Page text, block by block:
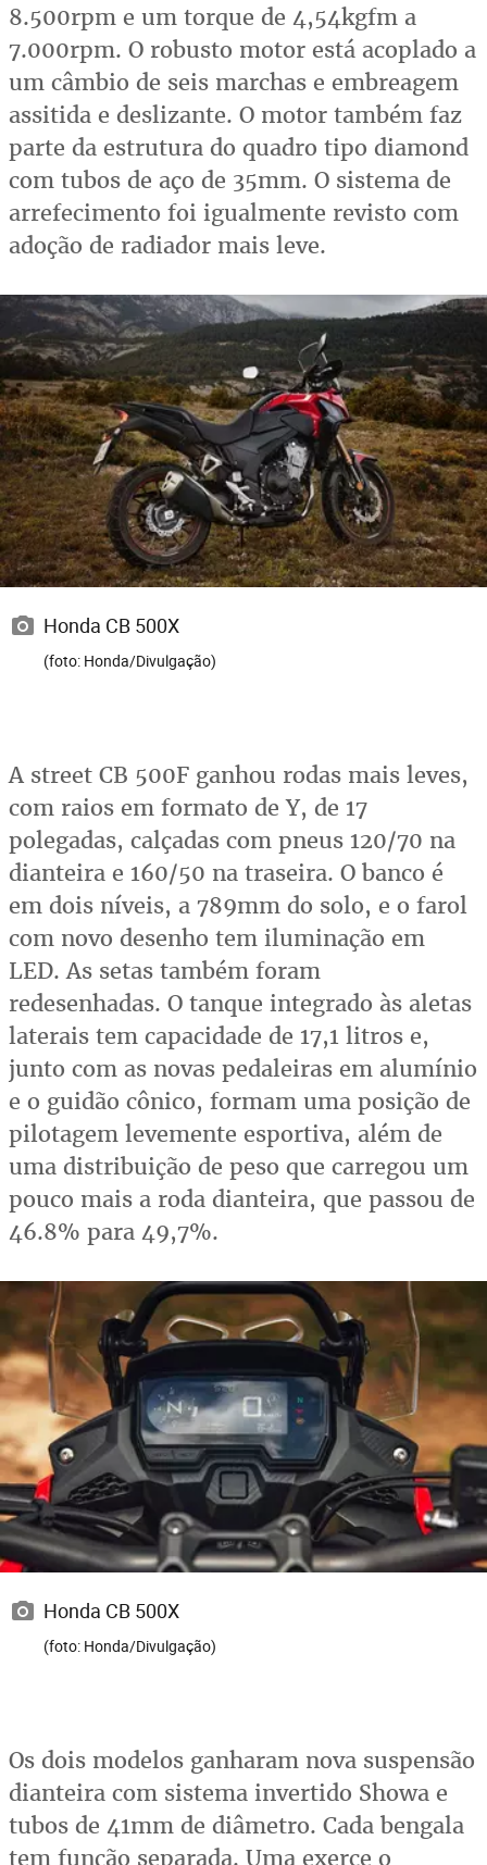
8.500rpm e um torque de 4,54kgfm a
7.000rpm. O robusto motor está acoplado a
um câmbio de seis marchas e embreagem
assitida e deslizante. O motor também faz
parte da estrutura do quadro tipo diamond
com tubos de aço de 35mm. O sistema de
arrefecimento foi igualmente revisto com
adoção de radiador mais leve.
Honda CB 500X
(foto: Honda/Divulgação)
A street CB 500F ganhou rodas mais leves,
com raios em formato de Y, de 17
polegadas, calçadas com pneus 120/70 na
dianteira e 160/50 na traseira. O banco é
em dois níveis, a 789mm do solo, e o farol
com novo desenho tem iluminação em
LED. As setas também foram
redesenhadas. O tanque integrado às aletas
laterais tem capacidade de 17,1 litros e,
junto com as novas pedaleiras em alumínio
e o guidão cônico, formam uma posição de
pilotagem levemente esportiva, além de
uma distribuição de peso que carregou um
pouco mais a roda dianteira, que passou de
46.8% para 49,7%.
Honda CB 500X
(foto: Honda/Divulgação)
Os dois modelos ganharam nova suspensão
dianteira com sistema invertido Showa e
tubos de 41mm de diâmetro. Cada bengala
tem função separada. Uma exerce o